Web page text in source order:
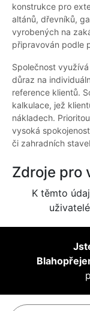
konstrukce pro
altánů, dřevníků,
vyrobených na
připravován podle
Společnost
důraz na
reference klientů.
kalkulace, jež
nákladech.
vysoká
či zahradních
Zdroje pro
K těmto